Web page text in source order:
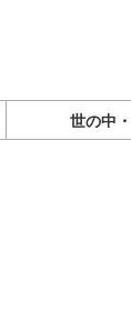
世の中